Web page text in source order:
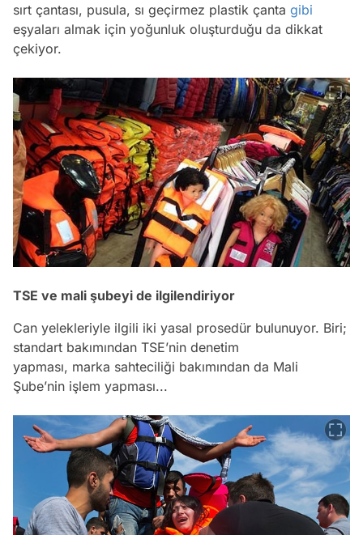
sırt çantası, pusula, sı geçirmez plastik çanta gibi
eşyaları almak için yoğunluk oluşturduğu da dikkat
çekiyor.
TSE ve mali şubeyi de ilgilendiriyor
Can yelekleriyle ilgili iki yasal prosedür bulunuyor. Biri;
standart bakımından TSE’nin denetim
yapması, marka sahteciliği bakımından da Mali
Şube’nin işlem yapması...